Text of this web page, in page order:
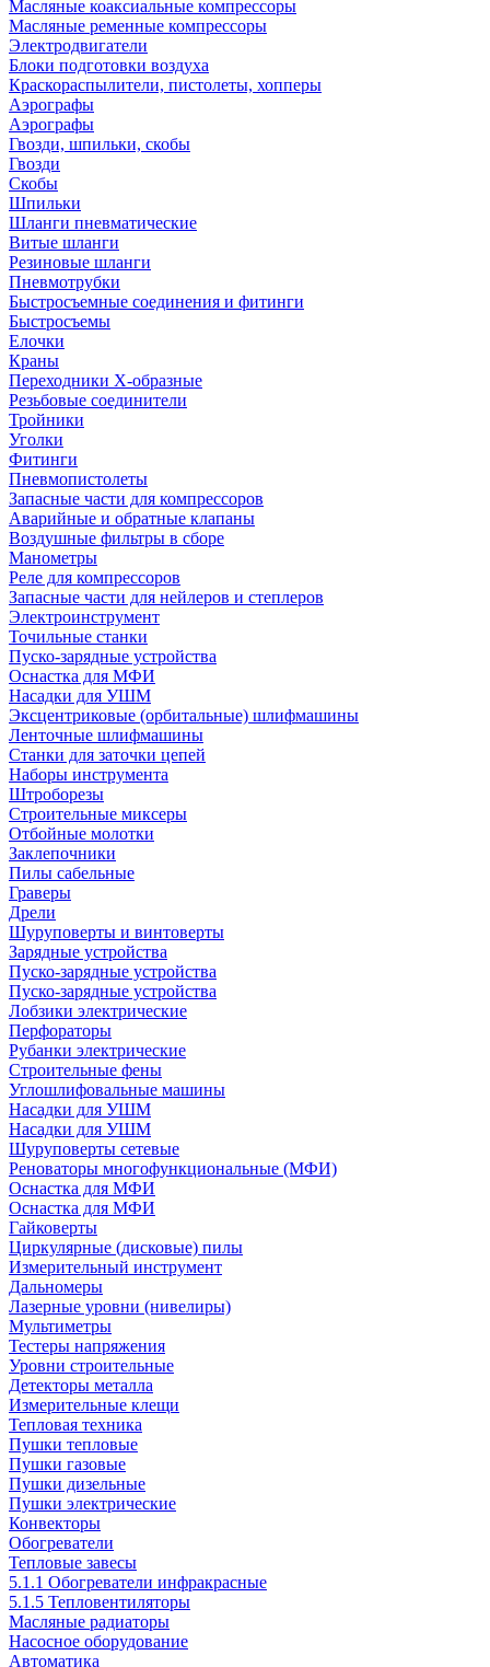
Масляные коаксиальные компрессоры
Масляные ременные компрессоры
Электродвигатели
Блоки подготовки воздуха
Краскораспылители, пистолеты, хопперы
Аэрографы
Аэрографы
Гвозди, шпильки, скобы
Гвозди
Скобы
Шпильки
Шланги пневматические
Витые шланги
Резиновые шланги
Пневмотрубки
Быстросъемные соединения и фитинги
Быстросъемы
Елочки
Краны
Переходники Х-образные
Резьбовые соединители
Тройники
Уголки
Фитинги
Пневмопистолеты
Запасные части для компрессоров
Аварийные и обратные клапаны
Воздушные фильтры в сборе
Манометры
Реле для компрессоров
Запасные части для нейлеров и степлеров
Электроинструмент
Точильные станки
Пуско-зарядные устройства
Оснастка для МФИ
Насадки для УШМ
Эксцентриковые (орбитальные) шлифмашины
Ленточные шлифмашины
Станки для заточки цепей
Наборы инструмента
Штроборезы
Строительные миксеры
Отбойные молотки
Заклепочники
Пилы сабельные
Граверы
Дрели
Шуруповерты и винтоверты
Зарядные устройства
Пуско-зарядные устройства
Пуско-зарядные устройства
Лобзики электрические
Перфораторы
Рубанки электрические
Строительные фены
Углошлифовальные машины
Насадки для УШМ
Насадки для УШМ
Шуруповерты сетевые
Реноваторы многофункциональные (МФИ)
Оснастка для МФИ
Оснастка для МФИ
Гайковерты
Циркулярные (дисковые) пилы
Измерительный инструмент
Дальномеры
Лазерные уровни (нивелиры)
Мультиметры
Тестеры напряжения
Уровни строительные
Детекторы металла
Измерительные клещи
Тепловая техника
Пушки тепловые
Пушки газовые
Пушки дизельные
Пушки электрические
Конвекторы
Обогреватели
Тепловые завесы
5.1.1 Обогреватели инфракрасные
5.1.5 Тепловентиляторы
Масляные радиаторы
Насосное оборудование
Автоматика